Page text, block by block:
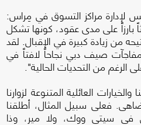
لإدارة مراكز التسوق في مِراس:
على مدى عقود، كونها تشكل
من زيادة كبيرة في الإقبال. لقد
صيف دبي نجاحاً لافتاً في
الرغم من التحديات الحالية".
العائلية المتنوعة لزوارنا
فعلى سبيل المثال، أطلقنا
سيتي ووك، ولا مير، وذا